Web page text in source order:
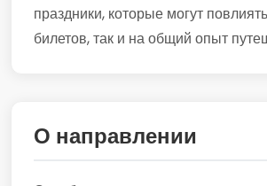
праздники, которые могут
билетов, так и на общий опыт
О направлении